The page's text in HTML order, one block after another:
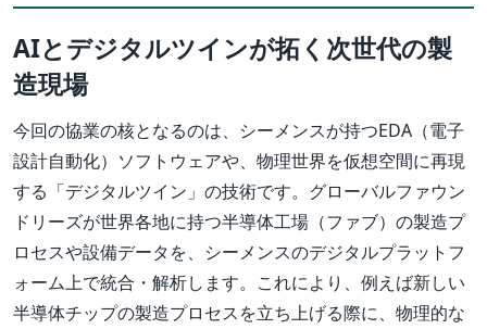
AIとデジタルツインが拓く次世代の製
造現場
今回の協業の核となるのは、シーメンスが持つEDA（電子
設計自動化）ソフトウェアや、物理世界を仮想空間に再現
する「デジタルツイン」の技術です。グローバルファウン
ドリーズが世界各地に持つ半導体工場（ファブ）の製造プ
ロセスや設備データを、シーメンスのデジタルプラットフ
ォーム上で統合・解析します。これにより、例えば新しい
半導体チップの製造プロセスを立ち上げる際に、物理的な